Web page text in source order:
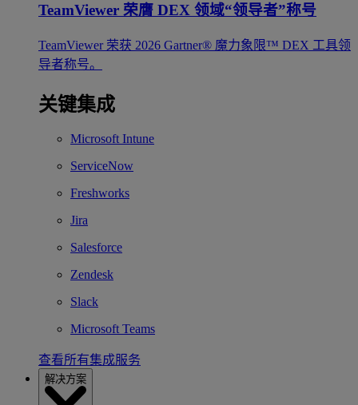
TeamViewer 荣膺 DEX 领域“领导者”称号
TeamViewer 荣获 2026 Gartner® 魔力象限™ DEX 工具领
导者称号。
关键集成
Microsoft Intune
ServiceNow
Freshworks
Jira
Salesforce
Zendesk
Slack
Microsoft Teams
查看所有集成服务
解决方案